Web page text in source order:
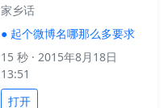
家乡话
● 起个微博名哪那么多要求
15 秒 · 2015年8月18日
13:51
打开